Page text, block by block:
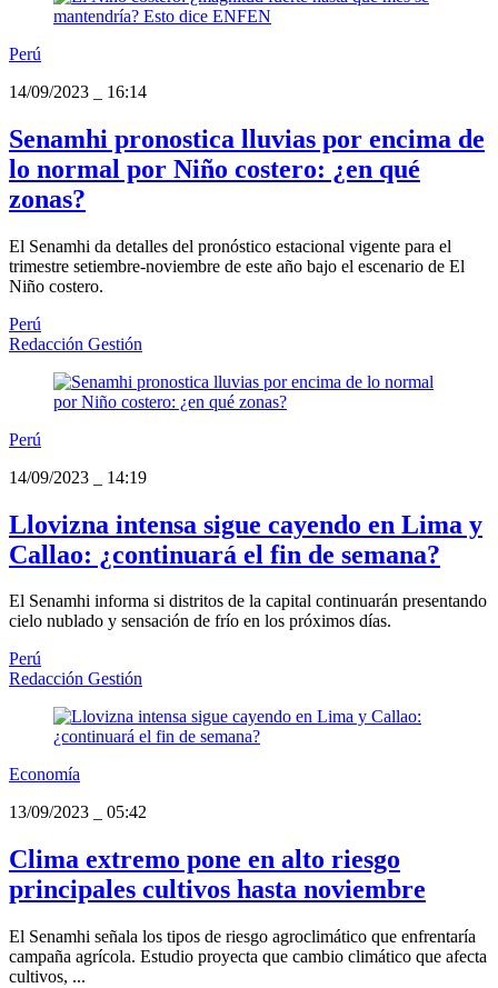
Perú
14/09/2023
16:14
Senamhi pronostica lluvias por encima de
lo normal por Niño costero: ¿en qué
zonas?
El Senamhi da detalles del pronóstico estacional vigente para el
trimestre setiembre-noviembre de este año bajo el escenario de El
Niño costero.
Perú
Redacción Gestión
Perú
14/09/2023
14:19
Llovizna intensa sigue cayendo en Lima y
Callao: ¿continuará el fin de semana?
El Senamhi informa si distritos de la capital continuarán presentando
cielo nublado y sensación de frío en los próximos días.
Perú
Redacción Gestión
Economía
13/09/2023
05:42
Clima extremo pone en alto riesgo
principales cultivos hasta noviembre
El Senamhi señala los tipos de riesgo agroclimático que enfrentaría
campaña agrícola. Estudio proyecta que cambio climático que afecta
cultivos, ...